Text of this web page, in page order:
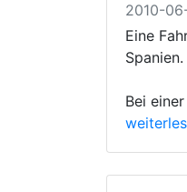
2010-
Eine
Spanien.
Bei